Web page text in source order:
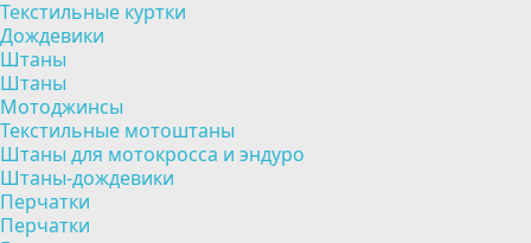
Текстильные куртки
Дождевики
Штаны
Штаны
Мотоджинсы
Текстильные мотоштаны
Штаны для мотокросса и эндуро
Штаны-дождевики
Перчатки
Перчатки